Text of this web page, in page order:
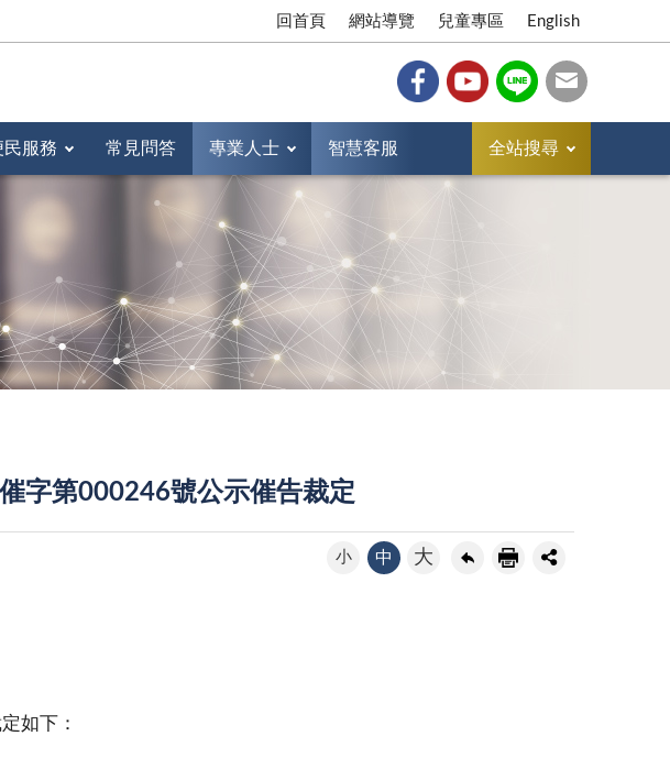
回首頁 網站導覽 兒童專區 English
民服務 常見問答 專業人士 智慧客服 全站搜尋
字第000246號公示催告裁定
小 中 大
如下：